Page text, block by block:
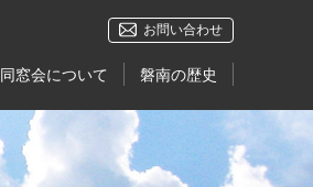
同窓会について 磐南の歴史
磐田南高校の歴史
見中・磐南 栄光の軌跡
お問い合わせ